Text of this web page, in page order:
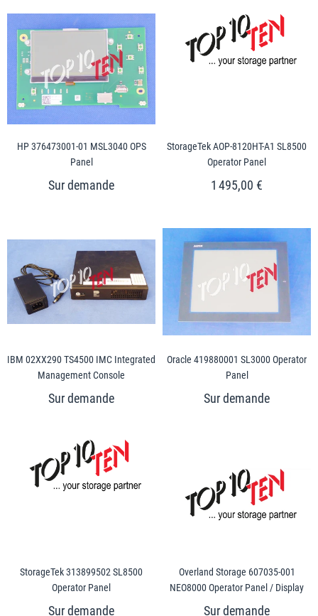
HP 376473001-01 MSL3040 OPS
Panel
StorageTek AOP-8120HT-A1 SL8500
Operator Panel
1 495,00 €
IBM 02XX290 TS4500 IMC Integrated
Management Console
Oracle 419880001 SL3000 Operator
Panel
StorageTek 313899502 SL8500
Operator Panel
Overland Storage 607035-001
NEO8000 Operator Panel / Display